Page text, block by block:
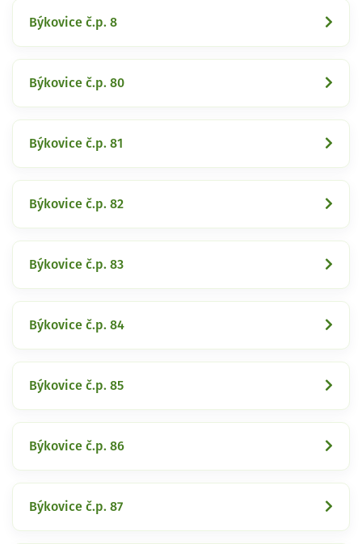
Býkovice č.p. 8
Býkovice č.p. 80
Býkovice č.p. 81
Býkovice č.p. 82
Býkovice č.p. 83
Býkovice č.p. 84
Býkovice č.p. 85
Býkovice č.p. 86
Býkovice č.p. 87